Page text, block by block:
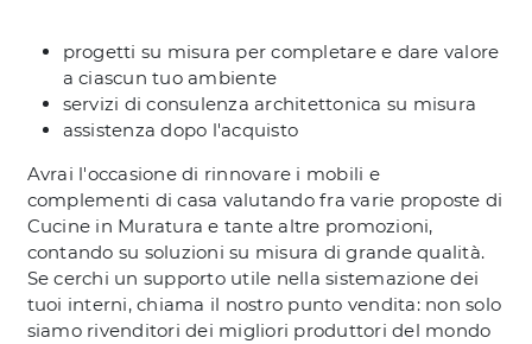
progetti su misura per completare e dare valore
a ciascun tuo ambiente
servizi di consulenza architettonica su misura
assistenza dopo l'acquisto
Avrai l'occasione di rinnovare i mobili e
complementi di casa valutando fra varie proposte di
Cucine in Muratura e tante altre promozioni,
contando su soluzioni su misura di grande qualità.
Se cerchi un supporto utile nella sistemazione dei
tuoi interni, chiama il nostro punto vendita: non solo
siamo rivenditori dei migliori produttori del mondo